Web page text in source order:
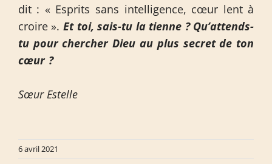
dit : « Esprits sans intelligence, cœur lent à
croire ». Et toi, sais-tu la tienne ? Qu’attends-
tu pour chercher Dieu au plus secret de ton
cœur ?
Sœur Estelle
6 avril 2021